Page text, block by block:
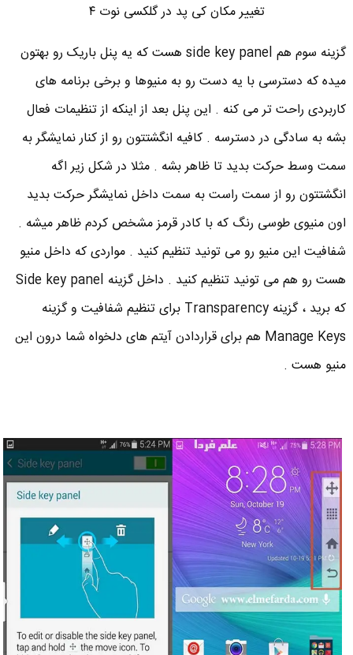
تغییر مکان کی پد در گلکسی نوت ۴
گزینه سوم هم side key panel هست که یه پنل باریک رو بهتون
میده که دسترسی با یه دست رو به منیوها و برخی برنامه های
کاربردی راحت تر می کنه . این پنل بعد از اینکه از تنظیمات فعال
بشه به سادگی در دسترسه . کافیه انگشتتون رو از کنار نمایشگر به
سمت وسط حرکت بدید تا ظاهر بشه . مثلا در شکل زیر اگه
انگشتتون رو از سمت راست به سمت داخل نمایشگر حرکت بدید
اون منیوی طوسی رنگ که با کادر قرمز مشخص کردم ظاهر میشه .
شفافیت این منیو رو می تونید تنظیم کنید . مواردی که داخل منیو
هست رو هم می تونید تنظیم کنید . داخل گزینه Side key panel
که برید ، گزینه Transparency برای تنظیم شفافیت و گزینه
Manage Keys هم برای قراردادن آیتم های دلخواه شما درون این
منیو هست .